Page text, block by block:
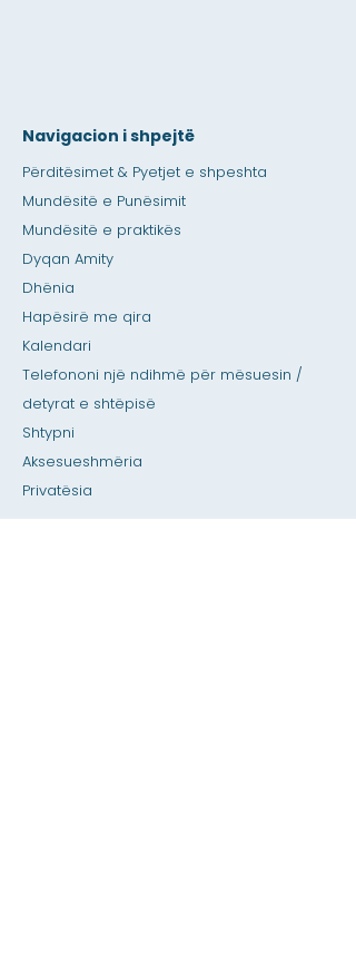
Navigacion i shpejtë
Përditësimet & Pyetjet e shpeshta
Mundësitë e Punësimit
Mundësitë e praktikës
Dyqan Amity
Dhënia
Hapësirë me qira
Kalendari
Telefononi një ndihmë për mësuesin /
detyrat e shtëpisë
Shtypni
Aksesueshmëria
Privatësia